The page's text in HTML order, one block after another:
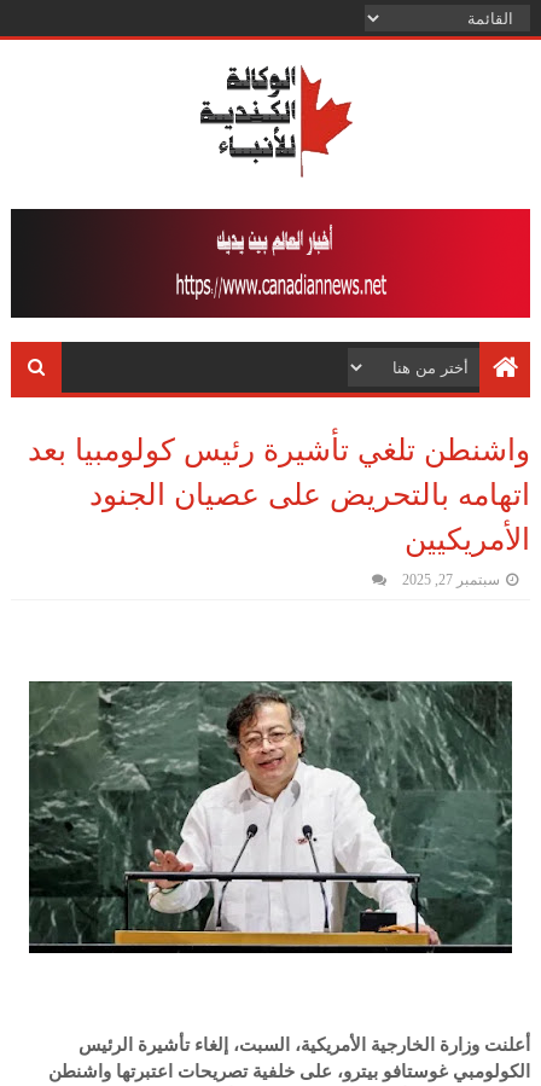
واشنطن تلغي تأشيرة رئيس كولومبيا بعد
اتهامه بالتحريض على عصيان الجنود
الأمريكيين
سبتمبر 27, 2025
أعلنت وزارة الخارجية الأمريكية، السبت، إلغاء تأشيرة الرئيس
الكولومبي غوستافو بيترو، على خلفية تصريحات اعتبرتها واشنطن